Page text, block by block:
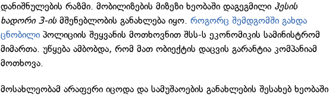
დანიშნულების რაზმი. მობილიზების მიზეზი ხეობაში დაგეგმილი ჰესის
ხადორი 3-ისმშენებლობის განახლება იყო. როგორც შემდგომში გახდა
ცნობილიპოლიციის შეყვანის მოთხოვნით შსს-ს ეკონომიკის სამინისტრომ
მიმართა. უწყება ამბობდა, რომ მათ ობიექტის დაცვის გარანტია კომპანიამ
მოთხოვა.
მოსახლეობამ არაფერი იცოდა და სამუშაოების განახლების შესახებ ხეობაში